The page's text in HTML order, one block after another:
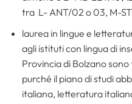
tra L- ANT/02 o 03, M-
laurea in lingue e
agli istituti con lingua di
Provincia di Bolzano
purché il piano di studi
italiana, letteratura